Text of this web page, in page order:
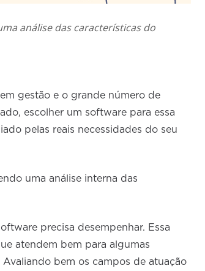
análise das características do
gestão e o grande número de
escolher um software para essa
pelas reais necessidades do seu
uma análise interna das
precisa desempenhar. Essa
atendem bem para algumas
bem os campos de atuação